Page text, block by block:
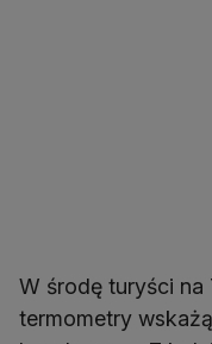
W środę turyści na
termometry